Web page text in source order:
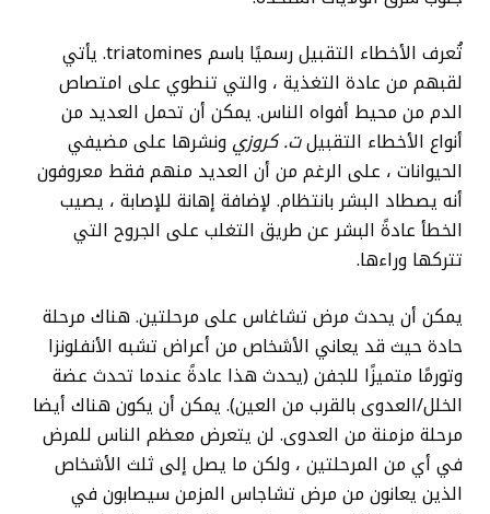
تُعرف الأخطاء التقبيل رسميًا باسم triatomines. يأتي
لقبهم من عادة التغذية ، والتي تنطوي على امتصاص
الدم من محيط أفواه الناس. يمكن أن تحمل العديد من
أنواع الأخطاء التقبيلت. كروزيونشرها على مضيفي
الحيوانات ، على الرغم من أن العديد منهم فقط معروفون
أنه يصطاد البشر بانتظام. لإضافة إهانة للإصابة ، يصيب
الخطأ عادةً البشر عن طريق التغلب على الجروح التي
تتركها وراءها.
يمكن أن يحدث مرض تشاغاس على مرحلتين. هناك مرحلة
حادة حيث قد يعاني الأشخاص من أعراض تشبه الأنفلونزا
وتورمًا متميزًا للجفن (يحدث هذا عادةً عندما تحدث عضة
الخلل/العدوى بالقرب من العين). يمكن أن يكون هناك أيضا
مرحلة مزمنة من العدوى. لن يتعرض معظم الناس للمرض
في أي من المرحلتين ، ولكن ما يصل إلى ثلث الأشخاص
الذين يعانون من مرض تشاجاس المزمن سيصابون في